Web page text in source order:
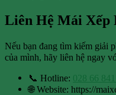
Liên Hệ Mái Xếp
Nếu bạn đang tìm kiếm giải
của mình, hãy liên hệ ngay
📞 Hotline: 028 66
🌐 Website: https://